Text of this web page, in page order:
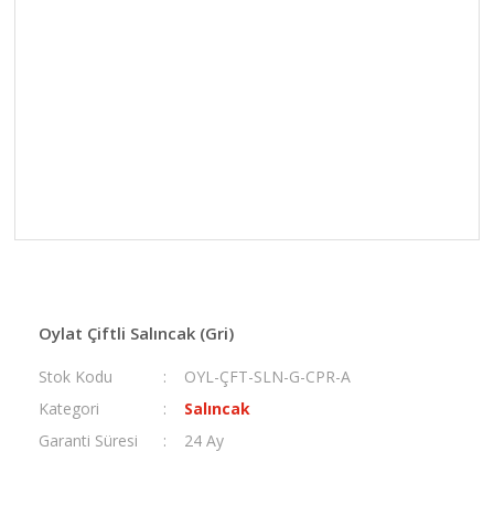
Oylat Çiftli Salıncak (Gri)
Stok Kodu
OYL-ÇFT-SLN-G-CPR-A
Kategori
Salıncak
Garanti Süresi
24 Ay